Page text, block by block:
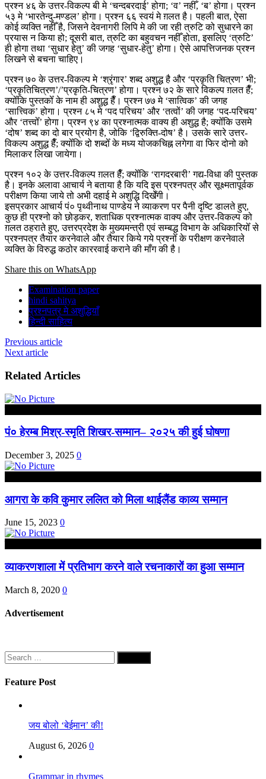
प्रश्न ४६ के उत्तर-विकल्प बी मे ‘चन्दबरदाई’ होगा; ‘व’ नहीँ, ‘ब’ होगा। प्रश्न
५३ मे ‘भारतेन्दु-मण्डल’ होगा। प्रश्न ६६ स्वयं मे ग़लत है। पहली बात, ऐसा
कोई व्यक्ति नहीँ है, जिसने देवनागरी लिपि मे की जा रही त्रुटि को सुधारने का
प्रयास न किया हो; दूसरी बात, त्रुटि का बहुवचन नहीँ होता, इसलिए ‘त्रुटि’
ही होगा तथा ‘सुधार हेतु’ की जगह ‘सुधार-हेतु’ होगा। ऐसे आपत्तिजनक प्रश्न
लिखने से बचना चाहिए।
प्रश्न ७० के उत्तर-विकल्प मे ‘श्रृंगार’ शब्द अशुद्ध है और ‘प्रकृति चित्रण’ भी;
‘प्रकृतिचित्रण’/’प्रकृति-चित्रण’ होगा। प्रश्न ७२ के सारे विकल्प ग़लत हैँ;
क्योँकि पुस्तकोँ के नाम ही अशुद्ध हैँ। प्रश्न ७७ मे ‘सात्विक’ की जगह
‘सात्त्विक’ होगा। प्रश्न ८५ मे ‘पद परिचय’ और ‘तत्वों’ की जगह ‘पद-परिचय’
और ‘तत्त्वोँ’ होगा। प्रश्न ९४ का प्रश्नात्मक वाक्य ही अशुद्ध है; क्योँकि उसमे
‘दोष’ शब्द का दो बार प्रयोग है, जोकि ‘द्विरुक्ति-दोष’ है। उसके सारे उत्तर-
विकल्प अशुद्ध हैँ; क्योँकि दो शब्दोँ के मध्य योजकचिह्न लगेगा वा फिर दोनो को
मिलाकर लिखा जायेगा।
प्रश्न १०२ के उत्तर-विकल्प ग़लत हैँ; क्योँकि ‘रागदरबारी’ गद्य-विधा की पुस्तक
है। इनके अलावा आचार्य ने बताया है कि यदि इस प्रश्नपत्र और सूक्ष्मतापूर्वक
परीक्षण किया जाये तो अभी दहाई मे अशुद्धि दिखेँगी।
इसप्रकार आचार्य पं० पृथ्वीनाथ पाण्डेय ने व्याकरण पर पैनी दृष्टि डालते हुए,
कुछ ही प्रश्नो को छोड़कर, शताधिक प्रश्नात्मक वाक्य और उत्तर-विकल्प को
ग़लत ठहराते हुए, उत्तरप्रदेश के मुख्यमन्त्री एवं सम्बद्ध विभाग के अधिकारियोँ से
प्रश्नपत्र तैयार करनेवाले और तैयार किये गये प्रश्नोँ के परीक्षण करनेवाले
व्यक्ति के विरुद्ध कठोर काररवाई कराने की माँग की है।
Share this on WhatsApp
Examination paper
hindi sahitya
प्रश्नपत्र मे अशुद्धियाँ
हिन्दी साहित्य
Previous article
Next article
Related Articles
पं० हेरम्ब मिश्र-स्मृति शिखर-सम्मान– २०२५ की हुई घोषणा
December 3, 2025 0
आगरा के कवि कुमार ललित को मिला थाईलैंड काव्य सम्मान
June 15, 2023 0
व्याकरणशाला में प्रतिभाग करने वाले रचनाकारों का हुआ सम्मान
March 8, 2020 0
Advertisement
Search
for:
Feature Post
जय बोलो ‘बेईमान’ की!
August 6, 2026 0
Grammar in rhymes